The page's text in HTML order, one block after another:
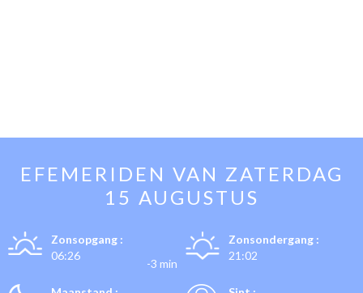
EFEMERIDEN VAN ZATERDAG
15 AUGUSTUS
Zonsopgang :
06:26
-3 min
Zonsondergang :
21:02